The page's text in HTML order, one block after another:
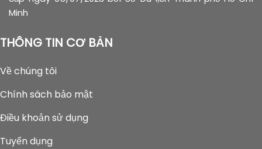
Minh
THÔNG TIN CƠ BẢN
Về chúng tôi
Chính sách bảo mật
Điều khoản sử dụng
Tuyển dụng